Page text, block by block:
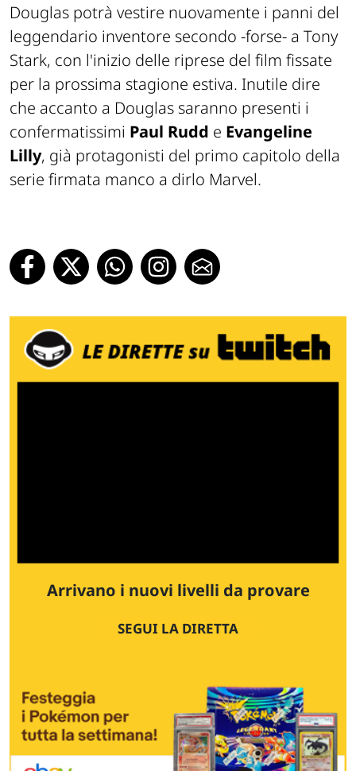
Douglas potrà vestire nuovamente i panni del
leggendario inventore secondo -forse- a Tony
Stark, con l'inizio delle riprese del film fissate
per la prossima stagione estiva. Inutile dire
che accanto a Douglas saranno presenti i
confermatissimi Paul Rudd e Evangeline
Lilly, già protagonisti del primo capitolo della
serie firmata manco a dirlo Marvel.
Arrivano i nuovi livelli da provare
SEGUI LA DIRETTA